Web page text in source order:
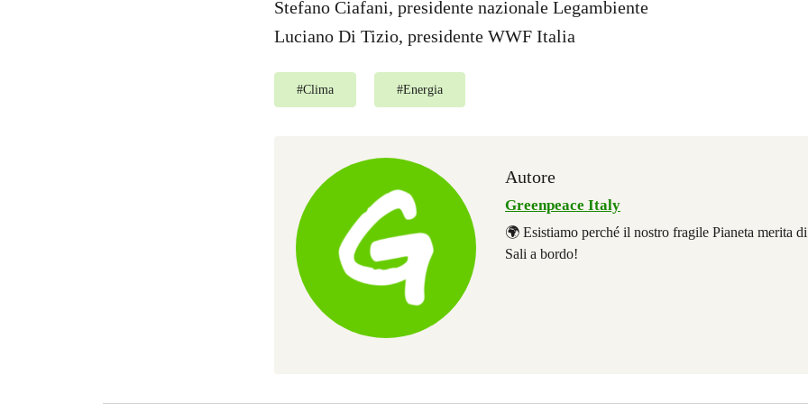
Stefano Ciafani, presidente nazionale Legambiente
Luciano Di Tizio, presidente WWF Italia
#Clima #Energia
Autore
Greenpeace Italy
🌍 Esistiamo perché il nostro fragile Pianeta merita
Sali a bordo!